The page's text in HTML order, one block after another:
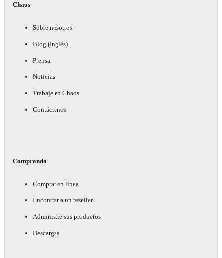
Chaos
Sobre nosotros
Blog (Inglés)
Prensa
Noticias
Trabaje en Chaos
Contáctenos
Comprando
Comprar en línea
Encontrar a un reseller
Administre sus productos
Descargas